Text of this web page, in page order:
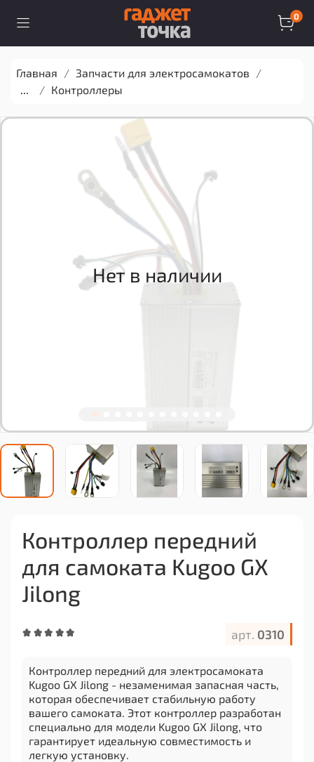
0
Главная
Запчасти для электросамокатов
...
Контроллеры
арт. 0310
Контроллер передний
для самоката Kugoo GX
Jilong
Контроллер передний для электросамоката
Kugoo GX Jilong - незаменимая запасная часть,
которая обеспечивает стабильную работу
вашего самоката. Этот контроллер разработан
специально для модели Kugoo GX Jilong, что
гарантирует идеальную совместимость и
легкую установку.